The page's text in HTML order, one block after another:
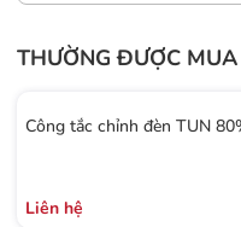
THƯỜNG ĐƯỢC MUA
Công tắc chỉnh đèn TUN
Liên hệ